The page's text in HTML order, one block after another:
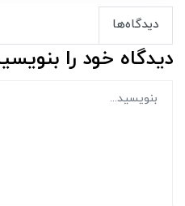
دیدگاه‌ها
دیدگاه خود را